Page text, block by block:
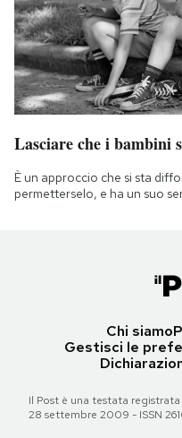
Lasciare che i bambini
È un approccio che si sta
permetterselo, e ha un suo
Chi siamo
Gestisci le
Il Post è una testata
28 settembre 2009 - ISSN